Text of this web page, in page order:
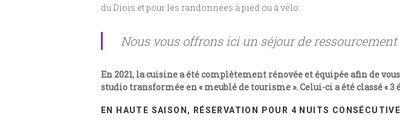
du Diois et pour les randonnées à pied ou à vélo.
Nous vous offrons ici un séjour de
En 2021, la cuisine a été complètement rénovée et équipée afin de
studio transformée en « meublé de tourisme ». Celui-ci a été classé «
EN HAUTE SAISON, RÉSERVATION POUR 4 NUITS